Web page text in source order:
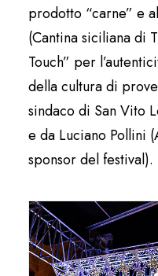
prodotto “carne” e
(Cantina siciliana di
Touch” per
della cultura di
sindaco di San Vito
e da Luciano Pollini
sponsor del festival).